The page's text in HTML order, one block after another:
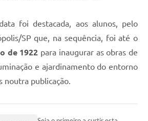
foi destacada, aos alunos, pelo
SP que, na sequência, foi até o
de 1922 para inaugurar as obras de
e ajardinamento do entorno
noutra publicação.